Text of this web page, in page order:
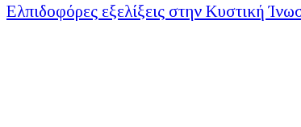
Ελπιδοφόρες εξελίξεις στην Κυστική